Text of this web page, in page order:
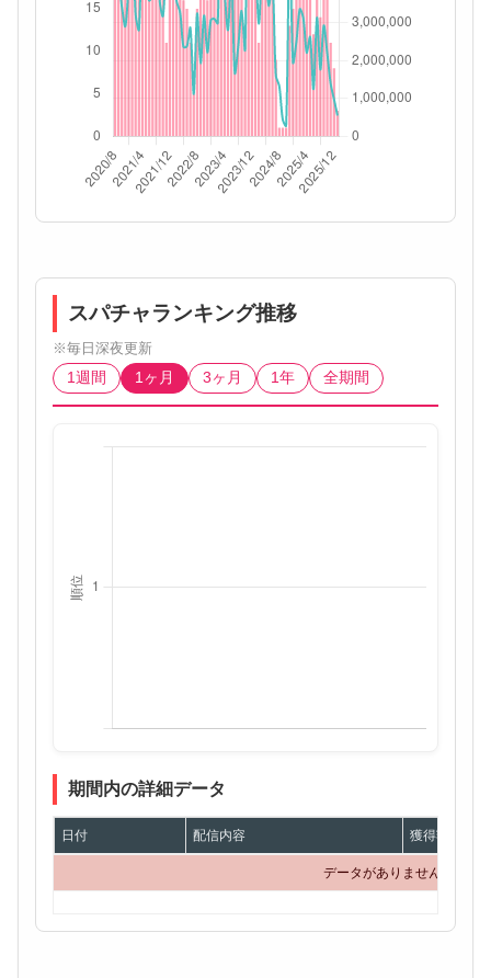
スパチャランキング推移
※毎日深夜更新
1週間
1ヶ月 3ヶ月 1年 全期間
期間内の詳細データ
日付 配信内容 獲得額
データがありません